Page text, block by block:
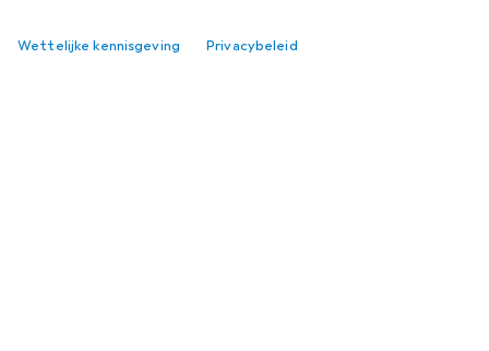
Wettelijke kennisgeving Privacybeleid